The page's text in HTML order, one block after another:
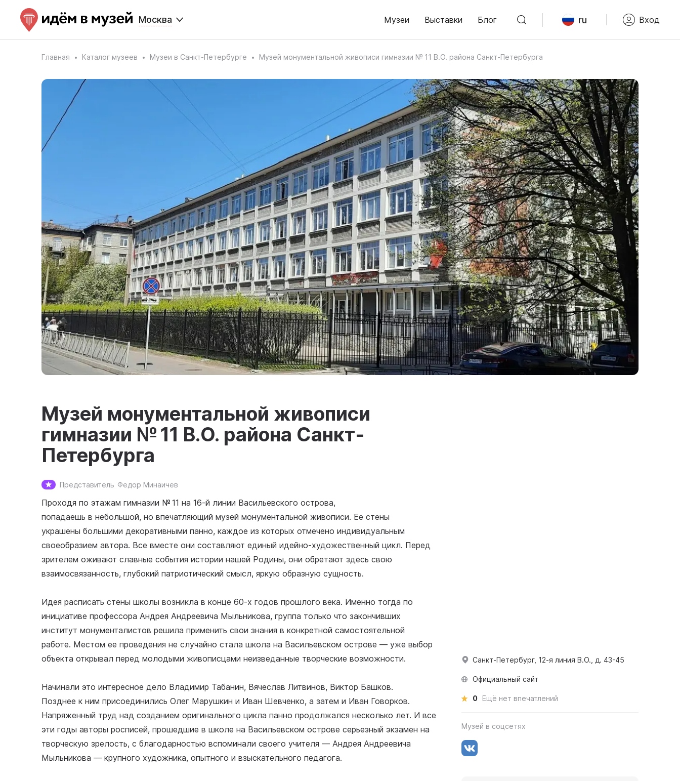
Москва Музеи Выставки Блог ru Вход
Главная Каталог музеев Музеи в Санкт-Петербурге Музей монументальной живописи гимназии № 11 В.О. района Санкт-Петербурга
Музей монументальной живописи
гимназии № 11 В.О. района Санкт-
Петербурга
Представитель Федор Минаичев
Проходя по этажам гимназии № 11 на 16-й линии Васильевского острова,
попадаешь в небольшой, но впечатляющий музей монументальной живописи. Ее стены
украшены большими декоративными панно, каждое из которых отмечено индивидуальным
своеобразием автора. Все вместе они составляют единый идейно-художественный цикл. Перед
зрителем оживают славные события истории нашей Родины, они обретают здесь свою
взаимосвязанность, глубокий патриотический смысл, яркую образную сущность.
Идея расписать стены школы возникла в конце 60-х годов прошлого века. Именно тогда по
инициативе профессора Андрея Андреевича Мыльникова, группа только что закончивших
институт монументалистов решила применить свои знания в конкретной самостоятельной
работе. Местом ее проведения не случайно стала школа на Васильевском острове — уже выбор
объекта открывал перед молодыми живописцами неизведанные творческие возможности.
Начинали это интересное дело Владимир Табанин, Вячеслав Литвинов, Виктор Башков.
Позднее к ним присоединились Олег Марушкин и Иван Шевченко, а затем и Иван Говорков.
Напряженный труд над созданием оригинального цикла панно продолжался несколько лет. И все
эти годы авторы росписей, прошедшие в школе на Васильевском острове серьезный экзамен на
творческую зрелость, с благодарностью вспоминали своего учителя — Андрея Андреевича
Мыльникова — крупного художника, опытного и взыскательного педагога.
Санкт-Петербург, 12-я линия В.О., д. 43-45
Официальный сайт
0 Ещё нет впечатлений
Музей в соцсетях